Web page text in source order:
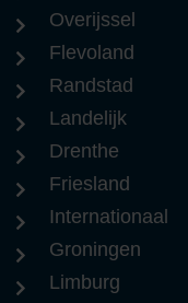
Overijssel
Flevoland
Randstad
Landelijk
Drenthe
Friesland
Internationaal
Groningen
Limburg